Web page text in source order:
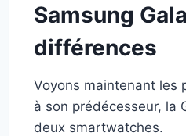
Samsung
différences
Voyons maintenant les
à son prédécesseur, la
deux smartwatches.